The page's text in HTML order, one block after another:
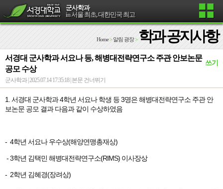
군사학과
in 서울 최초, 대한민국 최고
Home> 알림 광장> 학과 공지사항
서경대 군사학과 서요나 등, 해병대전략연구소 주관 안보논문
공모 수상
쓰기
군사학과 | 2025.07.14 17:35:18 | 본문 건너뛰기
1. 서경대 군사학과 4학년 서요나 학생 등 3명은 해병대전략연구소 주관 안
보논문 공모 결과 다음과 같이 수상하였음
- 4학년 서요나 우수상(해양연맹총재상)
- 3학년 김택민 해병대전략연구소(RIMS) 이사장상
- 2학년 김혜경(장려상)